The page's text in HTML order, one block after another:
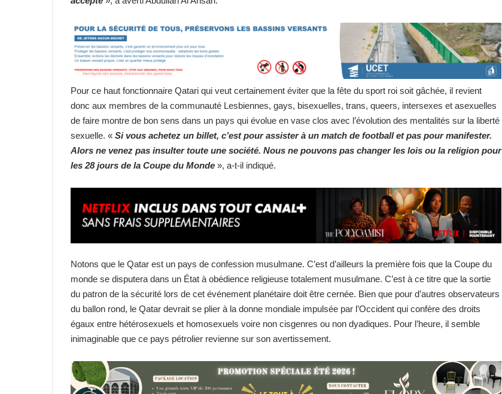
Pour ce haut fonctionnaire Qatari qui veut certainement éviter que la fête du sport roi soit gâchée, il revient
donc aux membres de la communauté Lesbiennes, gays, bisexuelles, trans, queers, intersexes et asexuelles
de faire montre de bon sens dans un pays qui évolue en vase clos avec l’évolution des mentalités sur la liberté
sexuelle. « Si vous achetez un billet, c’est pour assister à un match de football et pas pour manifester.
Alors ne venez pas insulter toute une société. Nous ne pouvons pas changer les lois ou la religion pour
les 28 jours de la Coupe du Monde », a-t-il indiqué.
Notons que le Qatar est un pays de confession musulmane. C’est d’ailleurs la première fois que la Coupe du
monde se disputera dans un État à obédience religieuse totalement musulmane. C’est à ce titre que la sortie
du patron de la sécurité lors de cet événement planétaire doit être cernée. Bien que pour d’autres observateurs
du ballon rond, le Qatar devrait se plier à la donne mondiale impulsée par l’Occident qui confère des droits
égaux entre hétérosexuels et homosexuels voire non cisgenres ou non dyadiques. Pour l’heure, il semble
inimaginable que ce pays pétrolier revienne sur son avertissement.
du Sénat !